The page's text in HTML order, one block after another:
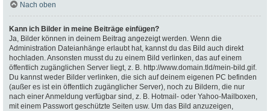
Nach oben
Kann ich Bilder in meine Beiträge einfügen?
Ja, Bilder können in deinem Beitrag angezeigt werden. Wenn die
Administration Dateianhänge erlaubt hat, kannst du das Bild auch direkt
hochladen. Ansonsten musst du zu einem Bild verlinken, das auf einem
öffentlich zugänglichen Server liegt, z. B. http://www.domain.tld/mein-bild.gif.
Du kannst weder Bilder verlinken, die sich auf deinem eigenen PC befinden
(außer es ist ein öffentlich zugänglicher Server), noch zu Bildern, die nur
nach einer Anmeldung verfügbar sind, z. B. Hotmail- oder Yahoo-Mailboxen,
mit einem Passwort geschützte Seiten usw. Um das Bild anzuzeigen,